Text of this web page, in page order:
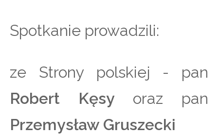
Spotkanie prowadzili:
ze Strony polskiej - pan
Robert Kęsyoraz pan
Przemysław Gruszecki